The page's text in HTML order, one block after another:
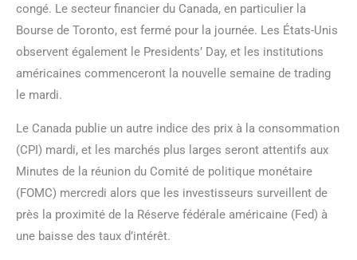
congé. Le secteur financier du Canada, en particulier la
Bourse de Toronto, est fermé pour la journée. Les États-Unis
observent également le Presidents’ Day, et les institutions
américaines commenceront la nouvelle semaine de trading
le mardi.
Le Canada publie un autre indice des prix à la consommation
(CPI) mardi, et les marchés plus larges seront attentifs aux
Minutes de la réunion du Comité de politique monétaire
(FOMC) mercredi alors que les investisseurs surveillent de
près la proximité de la Réserve fédérale américaine (Fed) à
une baisse des taux d’intérêt.